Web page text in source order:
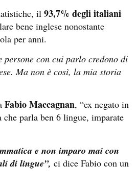
il 93,7% degli italiani
bene inglese nonostante
per anni.
con cui parlo credono di
Ma non è così, la mia storia
Fabio Maccagnan, “ex negato in
parla ben 6 lingue, imparate
e non imparo mai con
di lingue”, ci dice Fabio con un